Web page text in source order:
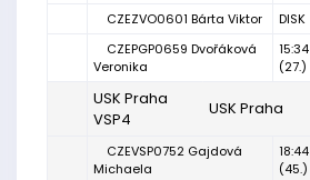
CZEZVO0601 Bárta Viktor
DISK
CZEPGP0659 Dvořáková
Veronika
15:34
(27.)
USK Praha
VSP4
USK Praha
CZEVSP0752 Gajdová
Michaela
18:44
(45.)